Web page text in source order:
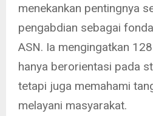
menekankan pentingnya
pengabdian sebagai
ASN. Ia mengingatkan
hanya berorientasi pada
tetapi juga memahami
melayani masyarakat.